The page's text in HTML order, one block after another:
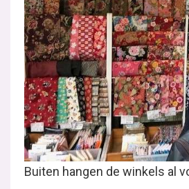
Buiten hangen de winkels al